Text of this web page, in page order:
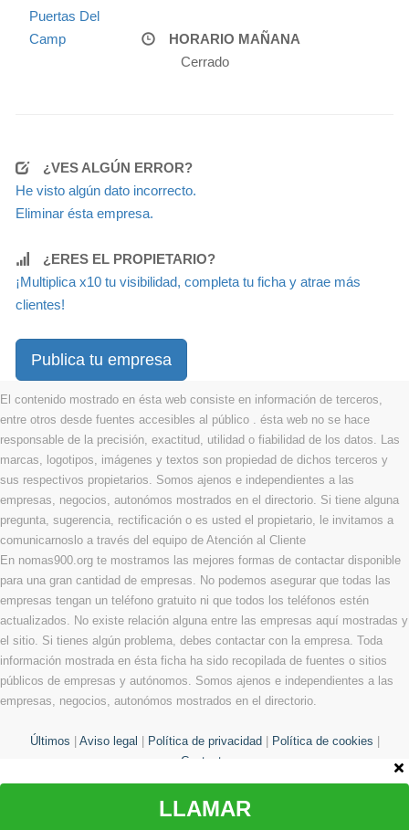
Puertas Del
Camp
HORARIO MAÑANA
Cerrado
¿VES ALGÚN ERROR?
He visto algún dato incorrecto.
Eliminar ésta empresa.
¿ERES EL PROPIETARIO?
¡Multiplica x10 tu visibilidad, completa tu ficha y atrae más
clientes!
Publica tu empresa
El contenido mostrado en ésta web consiste en información de terceros,
entre otros desde fuentes accesibles al público . ésta web no se hace
responsable de la precisión, exactitud, utilidad o fiabilidad de los datos. Las
marcas, logotipos, imágenes y textos son propiedad de dichos terceros y
sus respectivos propietarios. Somos ajenos e independientes a las
empresas, negocios, autonómos mostrados en el directorio. Si tiene alguna
pregunta, sugerencia, rectificación o es usted el propietario, le invitamos a
comunicarnoslo a través del equipo de Atención al Cliente
En nomas900.org te mostramos las mejores formas de contactar disponible
para una gran cantidad de empresas. No podemos asegurar que todas las
empresas tengan un teléfono gratuito ni que todos los teléfonos estén
actualizados. No existe relación alguna entre las empresas aquí mostradas y
el sitio. Si tienes algún problema, debes contactar con la empresa. Toda
información mostrada en ésta ficha ha sido recopilada de fuentes o sitios
públicos de empresas y autónomos. Somos ajenos e independientes a las
empresas, negocios, autonómos mostrados en el directorio.
Últimos Aviso legal Política de privacidad Política de cookies
Contacto
LLAMAR